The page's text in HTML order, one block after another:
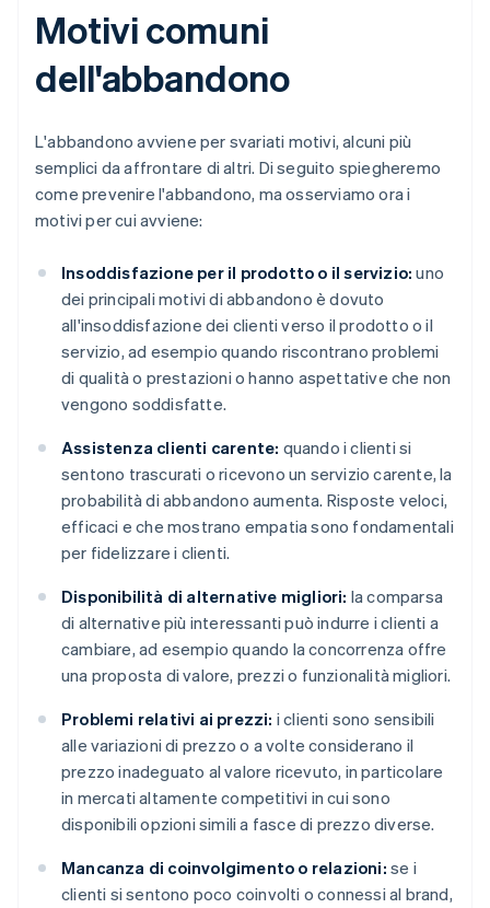
Motivi comuni
dell'abbandono
L'abbandono avviene per svariati motivi, alcuni più
semplici da affrontare di altri. Di seguito spiegheremo
come prevenire l'abbandono, ma osserviamo ora i
motivi per cui avviene:
Insoddisfazione per il prodotto o il servizio: uno
dei principali motivi di abbandono è dovuto
all'insoddisfazione dei clienti verso il prodotto o il
servizio, ad esempio quando riscontrano problemi
di qualità o prestazioni o hanno aspettative che non
vengono soddisfatte.
Assistenza clienti carente: quando i clienti si
sentono trascurati o ricevono un servizio carente, la
probabilità di abbandono aumenta. Risposte veloci,
efficaci e che mostrano empatia sono fondamentali
per fidelizzare i clienti.
Disponibilità di alternative migliori: la comparsa
di alternative più interessanti può indurre i clienti a
cambiare, ad esempio quando la concorrenza offre
una proposta di valore, prezzi o funzionalità migliori.
Problemi relativi ai prezzi: i clienti sono sensibili
alle variazioni di prezzo o a volte considerano il
prezzo inadeguato al valore ricevuto, in particolare
in mercati altamente competitivi in cui sono
disponibili opzioni simili a fasce di prezzo diverse.
Mancanza di coinvolgimento o relazioni: se i
clienti si sentono poco coinvolti o connessi al brand,